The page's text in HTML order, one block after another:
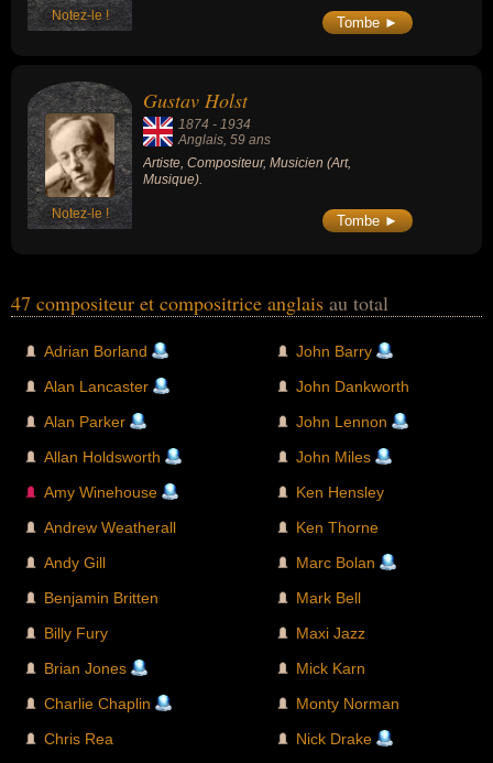
Notez-le ! Tombe ►
Notez-le !
Gustav Holst
1874 - 1934
Anglais, 59 ans
Artiste, Compositeur, Musicien (Art,
Musique).
Tombe ►
47 compositeur et compositrice anglais au total
Adrian Borland
Alan Lancaster
Alan Parker
Allan Holdsworth
Amy Winehouse
Andrew Weatherall
Andy Gill
Benjamin Britten
Billy Fury
Brian Jones
Charlie Chaplin
Chris Rea
John Barry
John Dankworth
John Lennon
John Miles
Ken Hensley
Ken Thorne
Marc Bolan
Mark Bell
Maxi Jazz
Mick Karn
Monty Norman
Nick Drake